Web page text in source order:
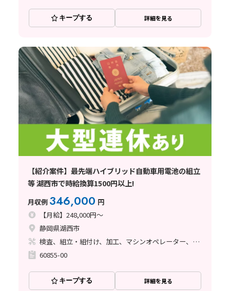
キープする 詳細を見る
【紹介案件】最先端ハイブリッド自動車用電池の組立
等 湖西市で時給換算1500円以上!
月収例 346,000 円
【月給】248,000円～
静岡県湖西市
検査、組立・組付け、加工、マシンオペレーター、塗装、その他
60855-00
キープする 詳細を見る